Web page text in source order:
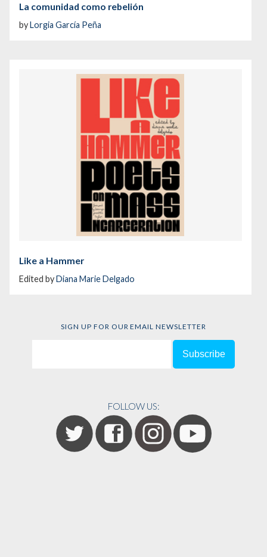
La comunidad como rebelión
byLorgia García Peña
Like a Hammer
Edited byDiana Marie Delgado
SIGN UP FOR OUR EMAIL NEWSLETTER
FOLLOW US: